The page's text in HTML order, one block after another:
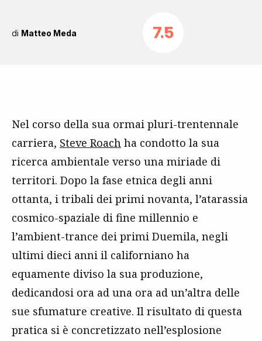
di Matteo Meda 7.5
Nel corso della sua ormai pluri-trentennale
carriera, Steve Roach ha condotto la sua
ricerca ambientale verso una miriade di
territori. Dopo la fase etnica degli anni
ottanta, i tribali dei primi novanta, l’atarassia
cosmico-spaziale di fine millennio e
l’ambient-trance dei primi Duemila, negli
ultimi dieci anni il californiano ha
equamente diviso la sua produzione,
dedicandosi ora ad una ora ad un’altra delle
sue sfumature creative. Il risultato di questa
pratica si è concretizzato nell’esplosione